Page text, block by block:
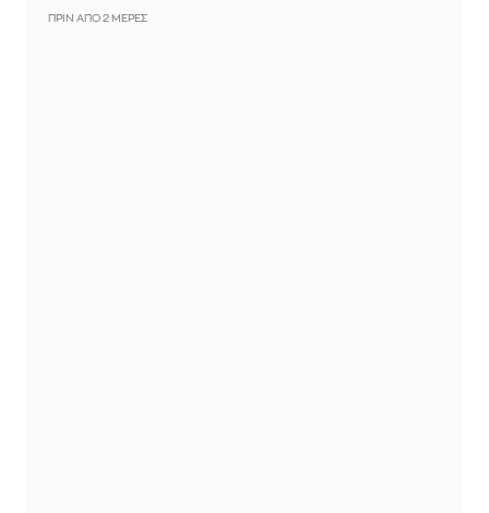
ΠΡΙΝ ΑΠΌ 2 ΜΈΡΕΣ